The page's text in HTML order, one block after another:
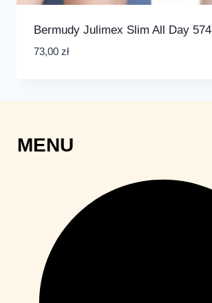
Bermudy Julimex Slim All Day 574
73,00 zł
MENU